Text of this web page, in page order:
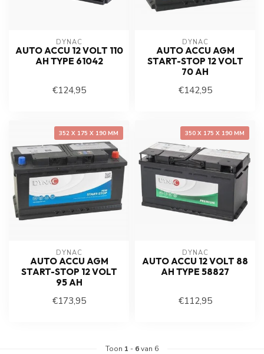
DYNAC
AUTO ACCU 12 VOLT 110
AH TYPE 61042
€124,95
DYNAC
AUTO ACCU AGM
START-STOP 12 VOLT
70 AH
€142,95
352 X 175 X 190 MM
DYNAC
AUTO ACCU AGM
START-STOP 12 VOLT
95 AH
€173,95
350 X 175 X 190 MM
DYNAC
AUTO ACCU 12 VOLT 88
AH TYPE 58827
€112,95
Toon 1 - 6van 6